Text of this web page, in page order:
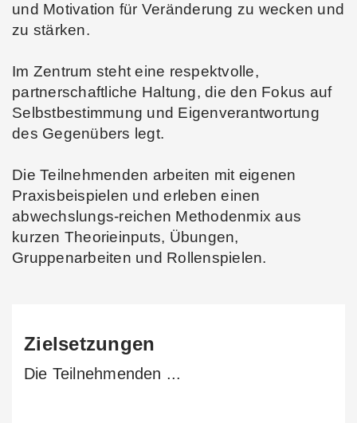
und Motivation für Veränderung zu wecken und
zu stärken.
Im Zentrum steht eine respektvolle,
partnerschaftliche Haltung, die den Fokus auf
Selbstbestimmung und Eigenverantwortung
des Gegenübers legt.
Die Teilnehmenden arbeiten mit eigenen
Praxisbeispielen und erleben einen
abwechslungs-reichen Methodenmix aus
kurzen Theorieinputs, Übungen,
Gruppenarbeiten und Rollenspielen.
Zielsetzungen
Die Teilnehmenden ...